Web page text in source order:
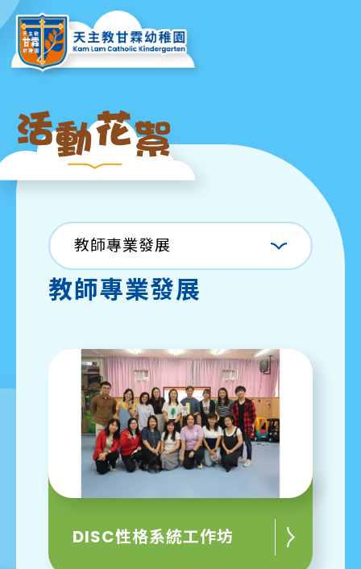
教師專業發展
教師專業發展
DISC性格系統工作坊